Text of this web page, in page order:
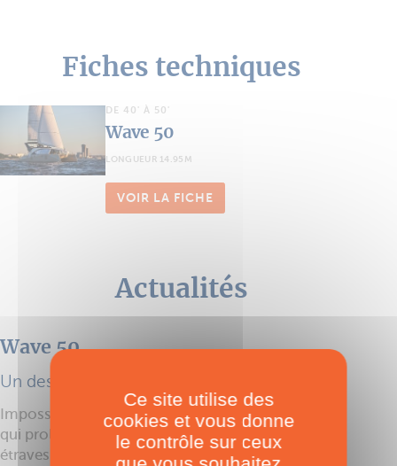
Fiches techniques
DE 40' À 50'
Wave 50
LONGUEUR 14.95M
VOIR LA FICHE
Actualités
Wave 50
Un design audacieux
Impossible de rater ce catamaran avec cette arche
qui prolonge le rouf jusqu’à l’ancrage de l’étai, ces
étraves dont la pente est fortement inversée et ces
Ce site utilise des
cookies et vous donne
le contrôle sur ceux